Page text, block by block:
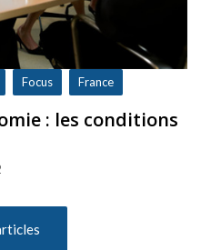
Focus France
: les conditions